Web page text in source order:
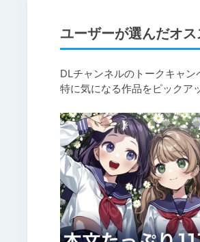
ユーザーが選んだオ
DLチャンネルのトークキャン
特に気になる作品をピックア